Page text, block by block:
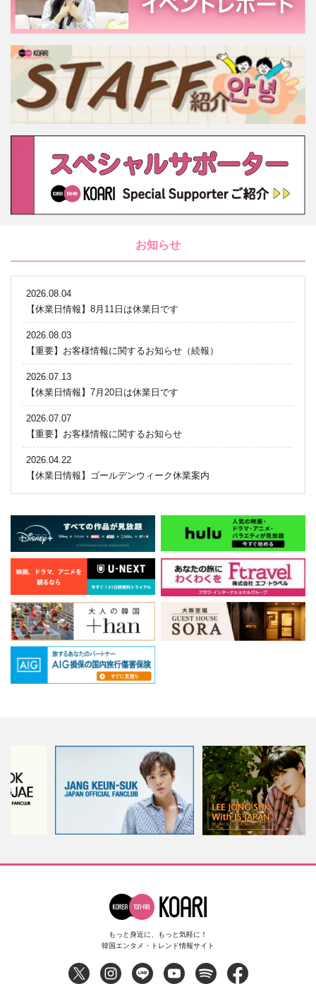
お知らせ
2026.08.04
【休業日情報】8月11日は休業日です
2026.08.03
【重要】お客様情報に関するお知らせ（続報）
2026.07.13
【休業日情報】7月20日は休業日です
2026.07.07
【重要】お客様情報に関するお知らせ
2026.04.22
【休業日情報】ゴールデンウィーク休業案内
もっと身近に、もっと気軽に！
韓国エンタメ・トレンド情報サイト